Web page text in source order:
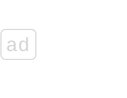
ad